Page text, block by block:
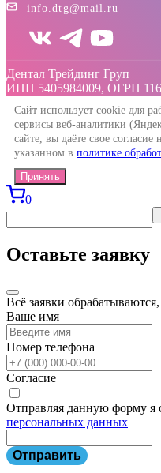
info.dtg@mail.ru
Дентал Трейдинг Груп
ИНН 5405984009, ОГРН
Сайт использует cookie для
сервисы веб-аналитики
сайте, вы даёте свое
указанном в политике
Принять
0
Оставьте заявку
Всё заявки
Ваше имя
Номер телефона
Согласие
Отправляя данную форму я
персональных данных
Отправить